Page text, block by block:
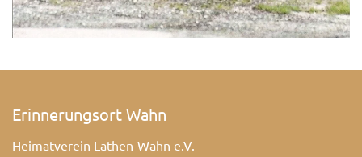
Erinnerungsort Wahn
Heimatverein Lathen-Wahn e.V.